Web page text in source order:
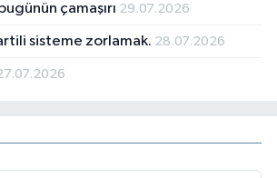
çamaşırı 29.07.2026
sisteme zorlamak. 28.07.2026